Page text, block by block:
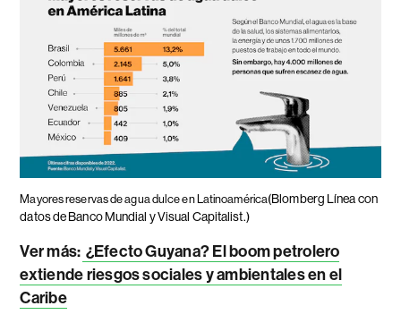
Mayores reservas de agua dulce en Latinoamérica(Blomberg Línea con
datos de Banco Mundial y Visual Capitalist.)
Ver más: ¿Efecto Guyana? El boom petrolero
extiende riesgos sociales y ambientales en el
Caribe